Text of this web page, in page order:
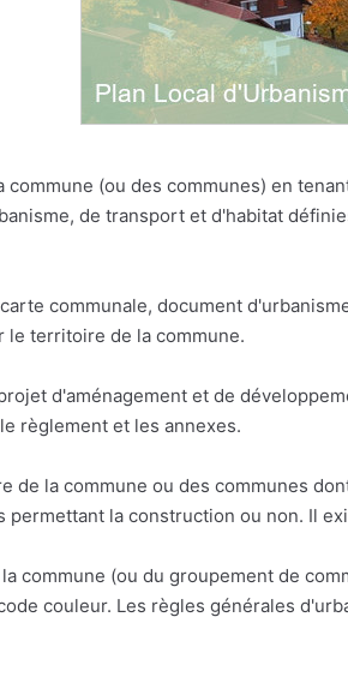
(ou des communes) en
de transport et d'habitat
communale, document
le territoire de la commune.
d'aménagement et de
règlement et les annexes.
de la commune ou des communes
la construction ou non. Il
commune (ou du groupement de
couleur. Les règles générales